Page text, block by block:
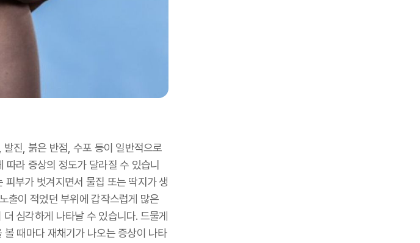
진, 붉은 반점, 수포 등이 일반적으로
라 증상의 정도가 달라질 수 있습니
피부가 벗겨지면서 물집 또는 딱지가 생
출이 적었던 부위에 갑작스럽게 많은
심각하게 나타날 수 있습니다. 드물게
볼 때마다 재채기가 나오는 증상이 나타